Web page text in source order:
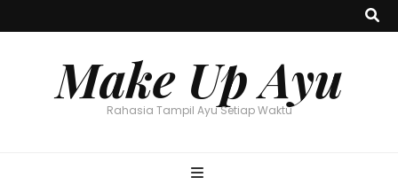
Make Up Ayu
Rahasia Tampil Ayu Setiap Waktu